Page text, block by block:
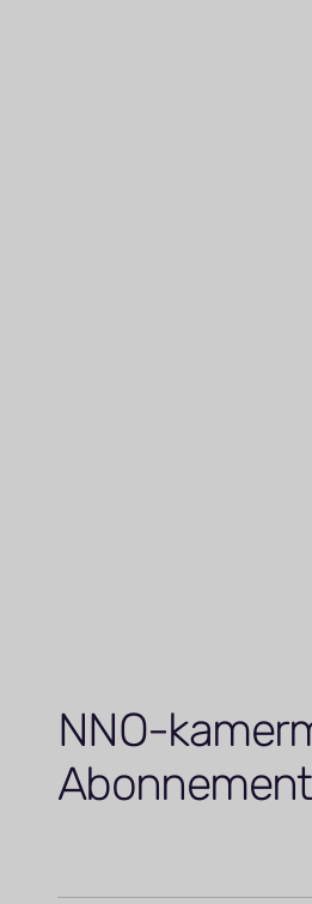
NNO-
Abonnement